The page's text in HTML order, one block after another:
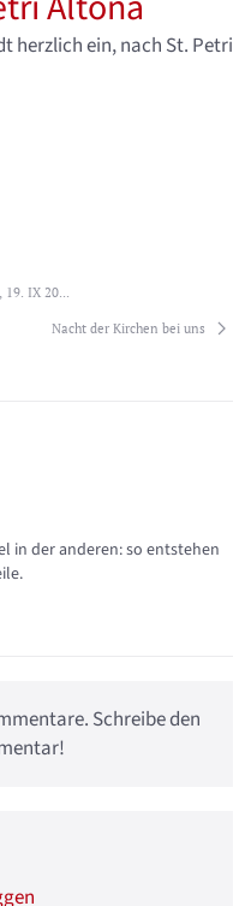
herzlich ein, nach St. Petri
IX 20...
Nacht der Kirchen bei uns
in der anderen: so entstehen
Schreibe den